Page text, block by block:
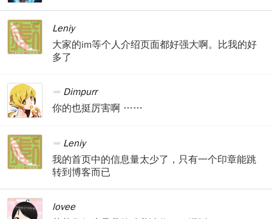
Leniy
大家的im等个人介绍页面都好强大啊。比我的好
多了
Dimpurr
你的也挺厉害啊 ……
Leniy
我的首页中的信息量太少了，只有一个印章能跳
转到博客而已
lovee